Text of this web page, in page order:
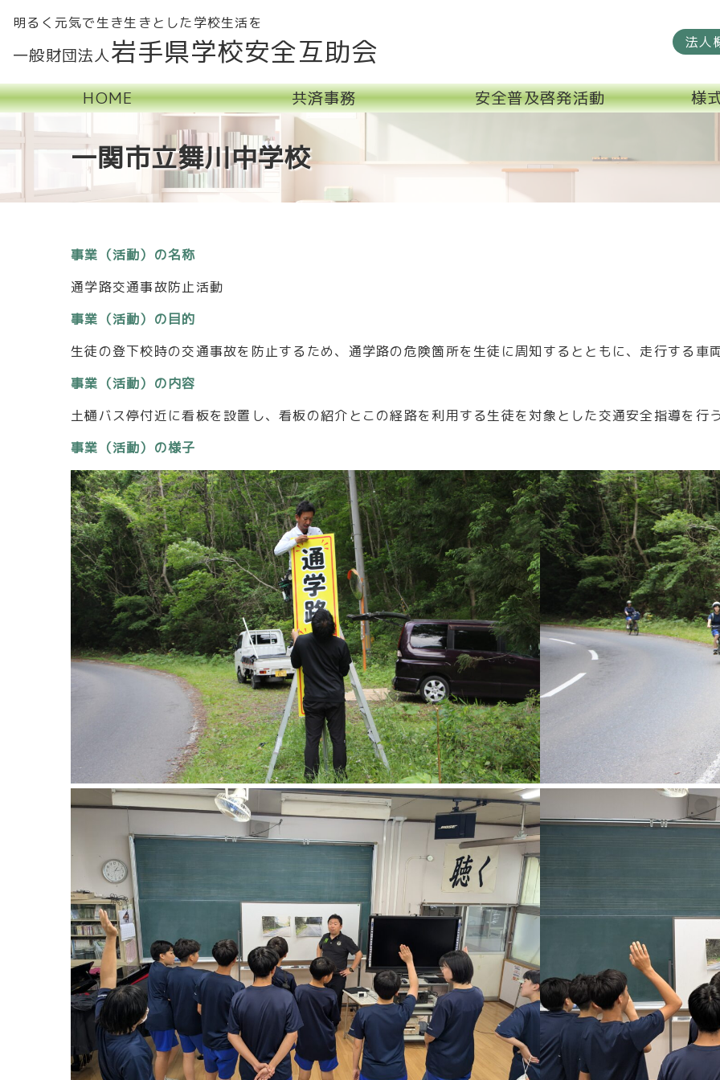
一般財団法人岩手県学校安全互助会
明るく元気で生き生きとした学校生活を
法人
HOME 共済事務 安全普及啓発活動 様
一関市立舞川中学校
事業（活動）の名称
通学路交通事故防止活動
事業（活動）の目的
生徒の登下校時の交通事故を防止するため、通学路の危険箇所を生徒に周知するとともに、走行する車
事業（活動）の内容
土樋バス停付近に看板を設置し、看板の紹介とこの経路を利用する生徒を対象とした交通安全指導を行
事業（活動）の様子